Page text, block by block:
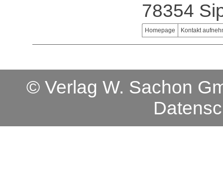
78354
Homepage Kontakt
© Verlag W. Sachon